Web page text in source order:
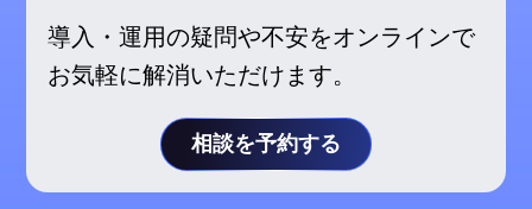
導入・運用の疑問や不安をオンラインで
お気軽に解消いただけます。
相談を予約する